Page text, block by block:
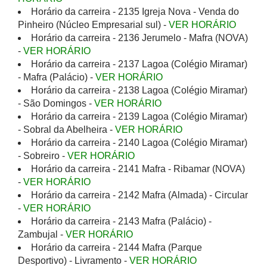
Horário da carreira - 2135 Igreja Nova - Venda do
Pinheiro (Núcleo Empresarial sul) - VER HORÁRIO
Horário da carreira - 2136 Jerumelo - Mafra (NOVA)
- VER HORÁRIO
Horário da carreira - 2137 Lagoa (Colégio Miramar)
- Mafra (Palácio) - VER HORÁRIO
Horário da carreira - 2138 Lagoa (Colégio Miramar)
- São Domingos - VER HORÁRIO
Horário da carreira - 2139 Lagoa (Colégio Miramar)
- Sobral da Abelheira - VER HORÁRIO
Horário da carreira - 2140 Lagoa (Colégio Miramar)
- Sobreiro - VER HORÁRIO
Horário da carreira - 2141 Mafra - Ribamar (NOVA)
- VER HORÁRIO
Horário da carreira - 2142 Mafra (Almada) - Circular
- VER HORÁRIO
Horário da carreira - 2143 Mafra (Palácio) -
Zambujal - VER HORÁRIO
Horário da carreira - 2144 Mafra (Parque
Desportivo) - Livramento - VER HORÁRIO